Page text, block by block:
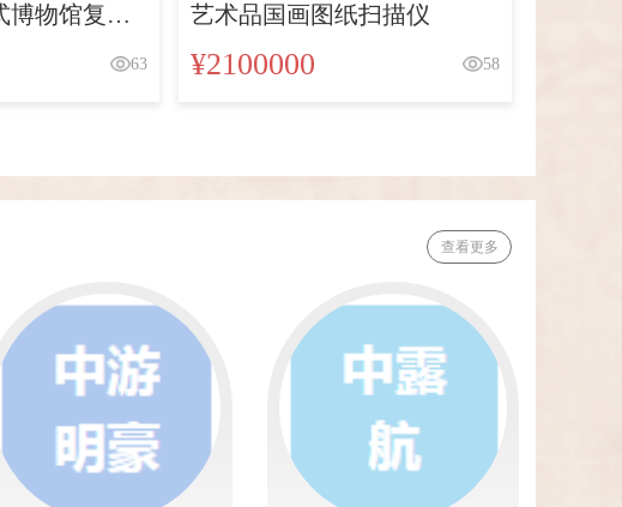
博物馆复制
63
艺术品国画图纸扫描仪
¥2100000 58
查看更多